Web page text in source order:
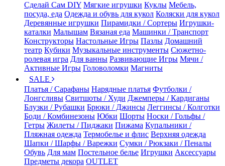
Сделай Сам DIY Мягкие игрушки Куклы Мебель,
посуда, еда Одежда и обувь для кукол Коляски для кукол
Деревянные игрушки Пирамидки / Сортеры Игрушки-
каталки Малышам Вязаная еда Машинки / Транспорт
Конструкторы Настольные Игры Пазлы Домашний
театр Кубики Музыкальные инструменты Сюжетно-
ролевая игра Для ванны Развивающие Игры Мячи /
Активные Игры Головоломки Магниты
SALE
Платья / Сарафаны Нарядные платья Футболки /
Лонгсливы Свитшоты / Худи Джемперы / Кардиганы
Блузки / Рубашки Брюки / Джинсы Леггинсы / Колготки
Боди / Комбинезоны Юбки Шорты Носки / Гольфы /
Гетры Жилеты / Пиджаки Пижама Купальники /
Пляжная одежда Термобелье и флис Верхняя одежда
Шапки / Шарфы / Варежки Сумки / Рюкзаки / Пеналы
Обувь Для мам Постельное белье Игрушки Аксессуары
Предметы декора OUTLET